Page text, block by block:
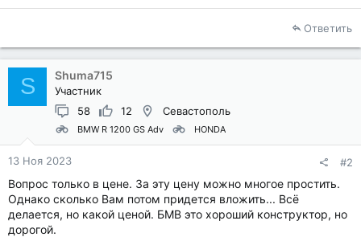
Ответить
S Shuma715
Участник
58
12 Севастополь
BMW R 1200 GS Adv HONDA
13 Ноя 2023 #2
Вопрос только в цене. За эту цену можно многое простить.
Однако сколько Вам потом придется вложить... Всё
делается, но какой ценой. БМВ это хороший конструктор, но
дорогой.